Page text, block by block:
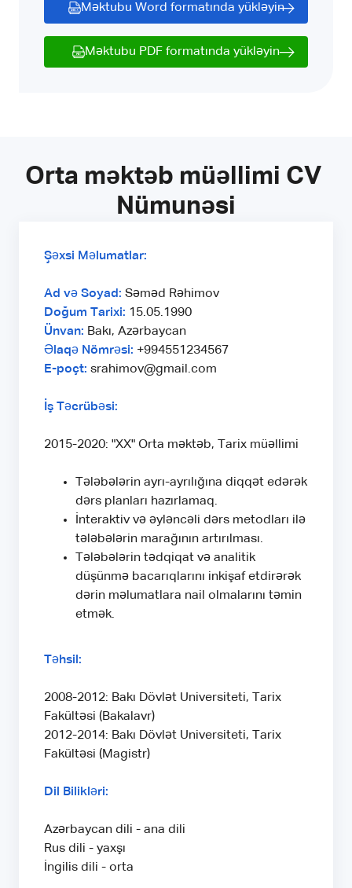
Məktubu Word formatında yükləyin
Məktubu PDF formatında yükləyin
Orta məktəb müəllimi CV
Nümunəsi
Şəxsi Məlumatlar:
Ad və Soyad: Səməd Rəhimov
Doğum Tarixi: 15.05.1990
Ünvan: Bakı, Azərbaycan
Əlaqə Nömrəsi: +994551234567
E-poçt: srahimov@gmail.com
İş Təcrübəsi:
2015-2020: "XX" Orta məktəb, Tarix müəllimi
Tələbələrin ayrı-ayrılığına diqqət edərək
dərs planları hazırlamaq.
İnteraktiv və əyləncəli dərs metodları ilə
tələbələrin marağının artırılması.
Tələbələrin tədqiqat və analitik
düşünmə bacarıqlarını inkişaf etdirərək
dərin məlumatlara nail olmalarını təmin
etmək.
Təhsil:
2008-2012: Bakı Dövlət Universiteti, Tarix
Fakültəsi (Bakalavr)
2012-2014: Bakı Dövlət Universiteti, Tarix
Fakültəsi (Magistr)
Dil Bilikləri:
Azərbaycan dili - ana dili
Rus dili - yaxşı
İngilis dili - orta